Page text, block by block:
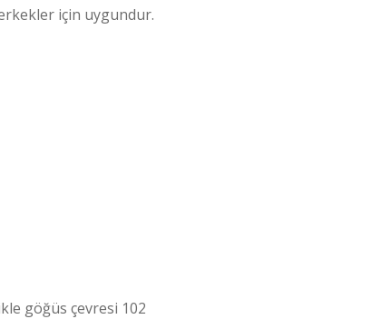
için uygundur.
göğüs çevresi 102